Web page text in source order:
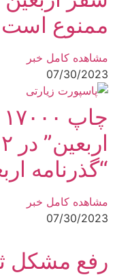
ممنوع است
مشاهده کامل خبر
07/30/2023
“گذرنامه
مشاهده کامل خبر
07/30/2023
رفع مشکل